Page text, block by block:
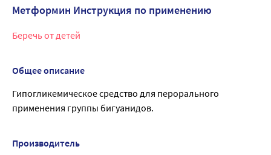
Метформин Инструкция по применению
Беречь от детей
Общее описание
Гипогликемическое средство для перорального
применения группы бигуанидов.
Производитель